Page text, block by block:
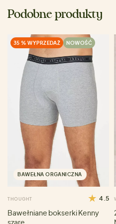
Podobne produkty
35 % WYPRZEDAŻ NOWOŚĆ
BAWEŁNA ORGANICZNA
THOUGHT 4.5
Bawełniane bokserki Kenny
szare